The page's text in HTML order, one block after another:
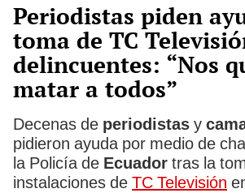
Periodistas piden
toma de TC
delincuentes: “Nos
matar a todos”
Decenas de periodistas y
pidieron ayuda por medio de
la Policía de Ecuador tras la
instalaciones de TC Televisión